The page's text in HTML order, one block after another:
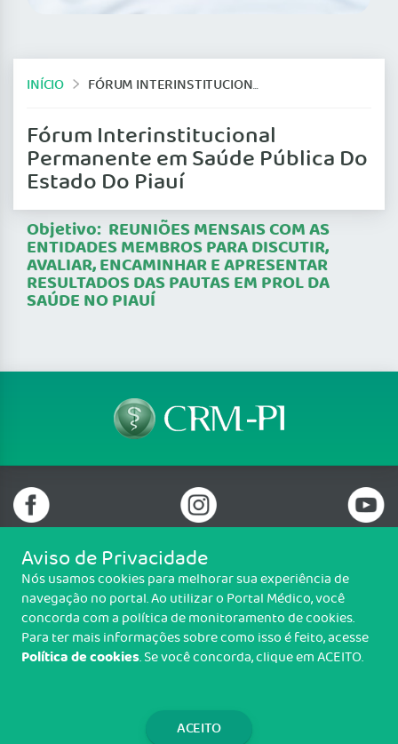
INÍCIO FÓRUM INTERINSTITUCIONAL PERMANENTE EM SAÚDE PÚBLICA DO ESTADO DO PIAUÍ
Fórum Interinstitucional
Permanente em Saúde Pública Do
Estado Do Piauí
Objetivo: REUNIÕES MENSAIS COM AS
ENTIDADES MEMBROS PARA DISCUTIR,
AVALIAR, ENCAMINHAR E APRESENTAR
RESULTADOS DAS PAUTAS EM PROL DA
SAÚDE NO PIAUÍ
Telefone: (86) 3216 6100
Email: protocolo@crmpi.org.br
Rua Goiás, nº 991, Ilhotas, Teresina/PI - CEP: 64014-055
Copyright CRM-PI. Todos os direitos reservados.
Aviso de Privacidade
Nós usamos cookies para melhorar sua experiência de
navegação no portal. Ao utilizar o Portal Médico, você
concorda com a política de monitoramento de cookies.
Para ter mais informações sobre como isso é feito, acesse
Política de cookies. Se você concorda, clique em ACEITO.
ACEITO